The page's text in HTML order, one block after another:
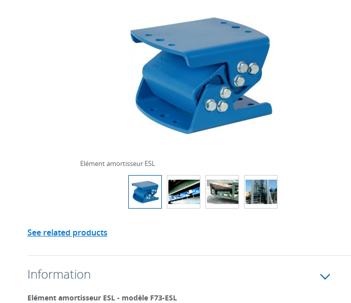
Elément amortisseur ESL
See related products
Information
Elément amortisseur ESL - modèle F73-ESL